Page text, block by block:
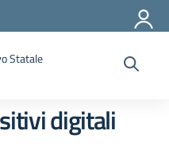
Statale
digitali